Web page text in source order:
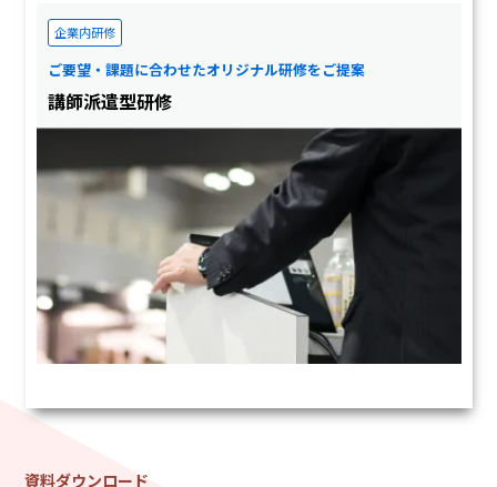
企業内研修
ご要望・課題に合わせたオリジナル研修をご提案
講師派遣型研修
資料ダウンロード